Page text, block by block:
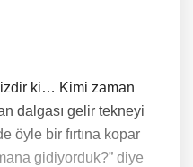
ki… Kimi zaman
dalgası gelir tekneyi
öyle bir fırtına kopar
gidiyorduk?” diye